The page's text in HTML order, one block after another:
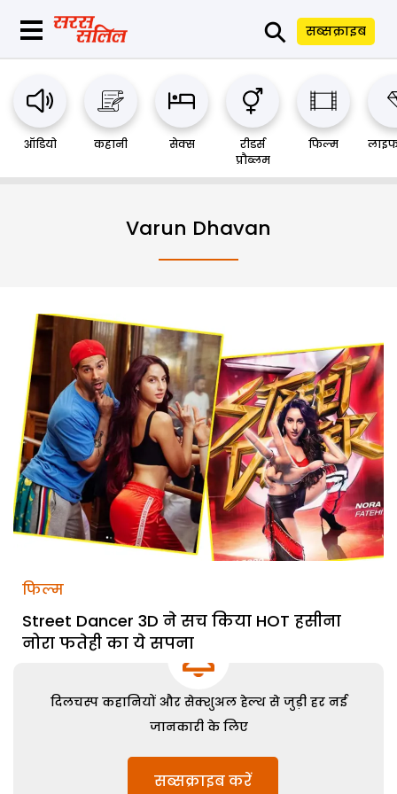
⚲ सब्सक्राइब
ऑडियो कहानी सेक्स
रीडर्स
प्रौब्लम
फिल्म
Varun Dhavan
फिल्म
Street Dancer 3D ने सच किया HOT हसीना
नोरा फतेही का ये सपना
दिलचस्प कहानियों और सेक्शुअल हेल्थ से जुड़ी हर नई
जानकारी के लिए
सब्सक्राइब करें